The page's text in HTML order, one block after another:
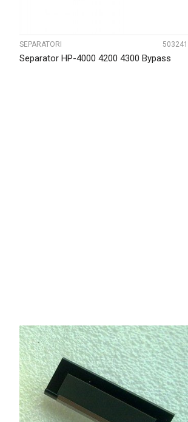
SEPARATORI 503241
Separator HP-4000 4200 4300 Bypass
UPOREDI